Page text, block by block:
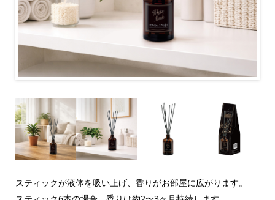
スティックが液体を吸い上げ、香りがお部屋に広がります。